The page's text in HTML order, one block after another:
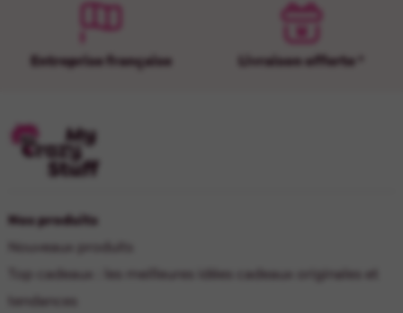
Entreprise française Livraison offerte *
Nos produits
Nouveaux produits
Top cadeaux : les meilleures idées cadeaux originales et
tendances